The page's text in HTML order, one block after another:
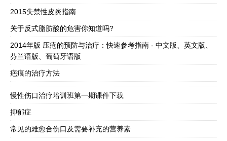
2015失禁性皮炎指南
关于反式脂肪酸的危害你知道吗?
2014年版 压疮的预防与治疗：快速参考指南 - 中文版、英文版、
芬兰语版、葡萄牙语版
疤痕的治疗方法
慢性伤口治疗培训班第一期课件下载
抑郁症
常见的难愈合伤口及需要补充的营养素